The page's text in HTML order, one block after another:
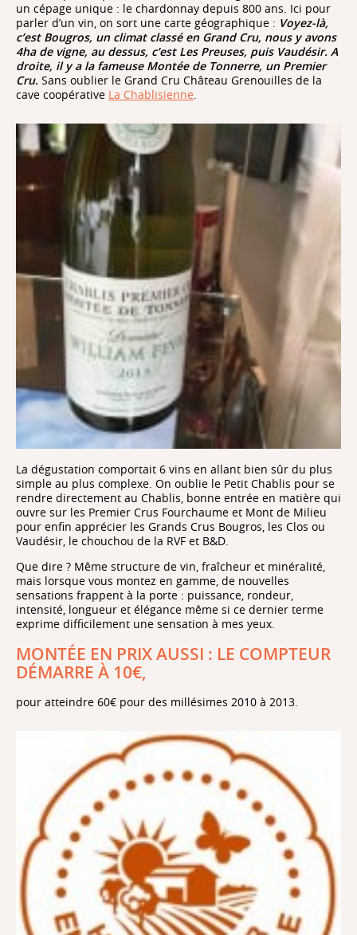
un cépage unique : le chardonnay depuis 800 ans. Ici pour
parler d’un vin, on sort une carte géographique : Voyez-là,
c’est Bougros, un climat classé en Grand Cru, nous y avons
4ha de vigne, au dessus, c’est Les Preuses, puis Vaudésir. A
droite, il y a la fameuse Montée de Tonnerre, un Premier
Cru. Sans oublier le Grand Cru Château Grenouilles de la
cave coopérative La Chablisienne
La dégustation comportait 6 vins en allant bien sûr du plus
simple au plus complexe. On oublie le Petit Chablis pour se
rendre directement au Chablis, bonne entrée en matière qui
ouvre sur les Premier Crus Fourchaume et Mont de Milieu
pour enfin apprécier les Grands Crus Bougros, les Clos ou
Vaudésir, le chouchou de la RVF et B&D.
Que dire ? Même structure de vin, fraîcheur et minéralité,
mais lorsque vous montez en gamme, de nouvelles
sensations frappent à la porte : puissance, rondeur,
intensité, longueur et élégance même si ce dernier terme
exprime difficilement une sensation à mes yeux.
MONTÉE EN PRIX AUSSI : LE COMPTEUR
DÉMARRE À 10€,
pour atteindre 60€ pour des millésimes 2010 à 2013.